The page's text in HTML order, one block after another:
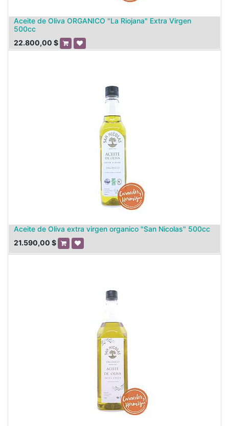
Aceite de Oliva ORGANICO "La Riojana" Extra Virgen
500cc
22.800,00 $
Aceite de Oliva extra virgen organico "San Nicolas" 500cc
21.590,00 $